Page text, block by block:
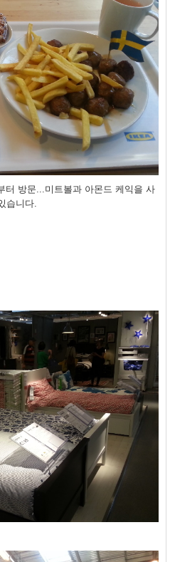
터 방문...미트볼과 아몬드 케익을 사
습니다.